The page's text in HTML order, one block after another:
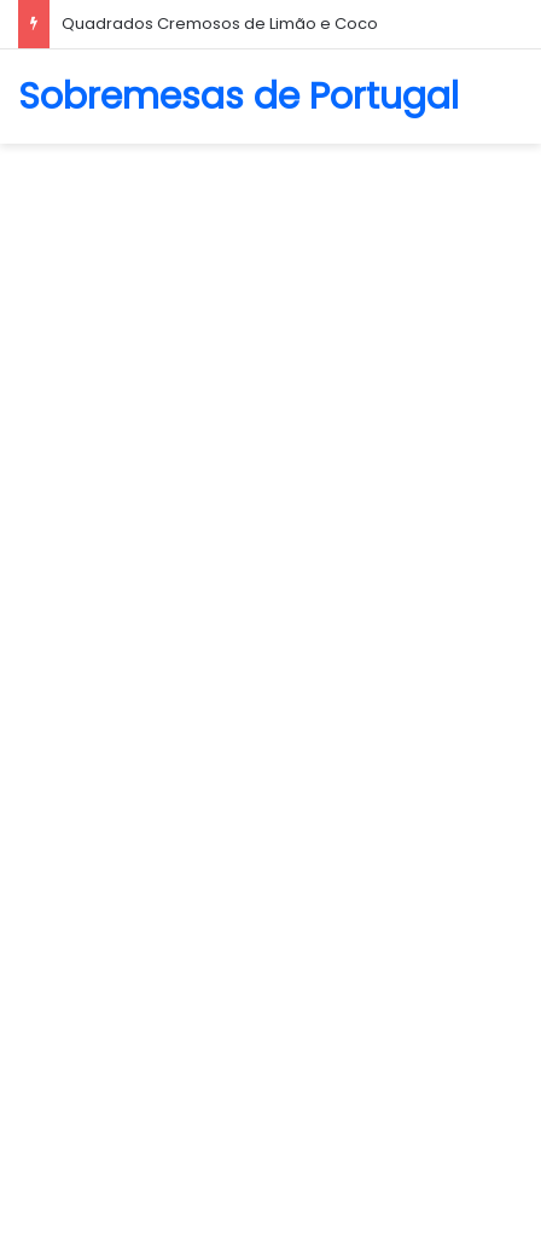
Quadrados Cremosos de Limão e Coco
Sobremesas de Portugal